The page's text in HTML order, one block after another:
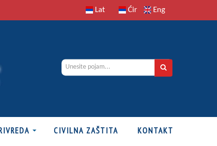
Lat Ćir Eng
CIVILNA ZAŠTITA KONTAKT